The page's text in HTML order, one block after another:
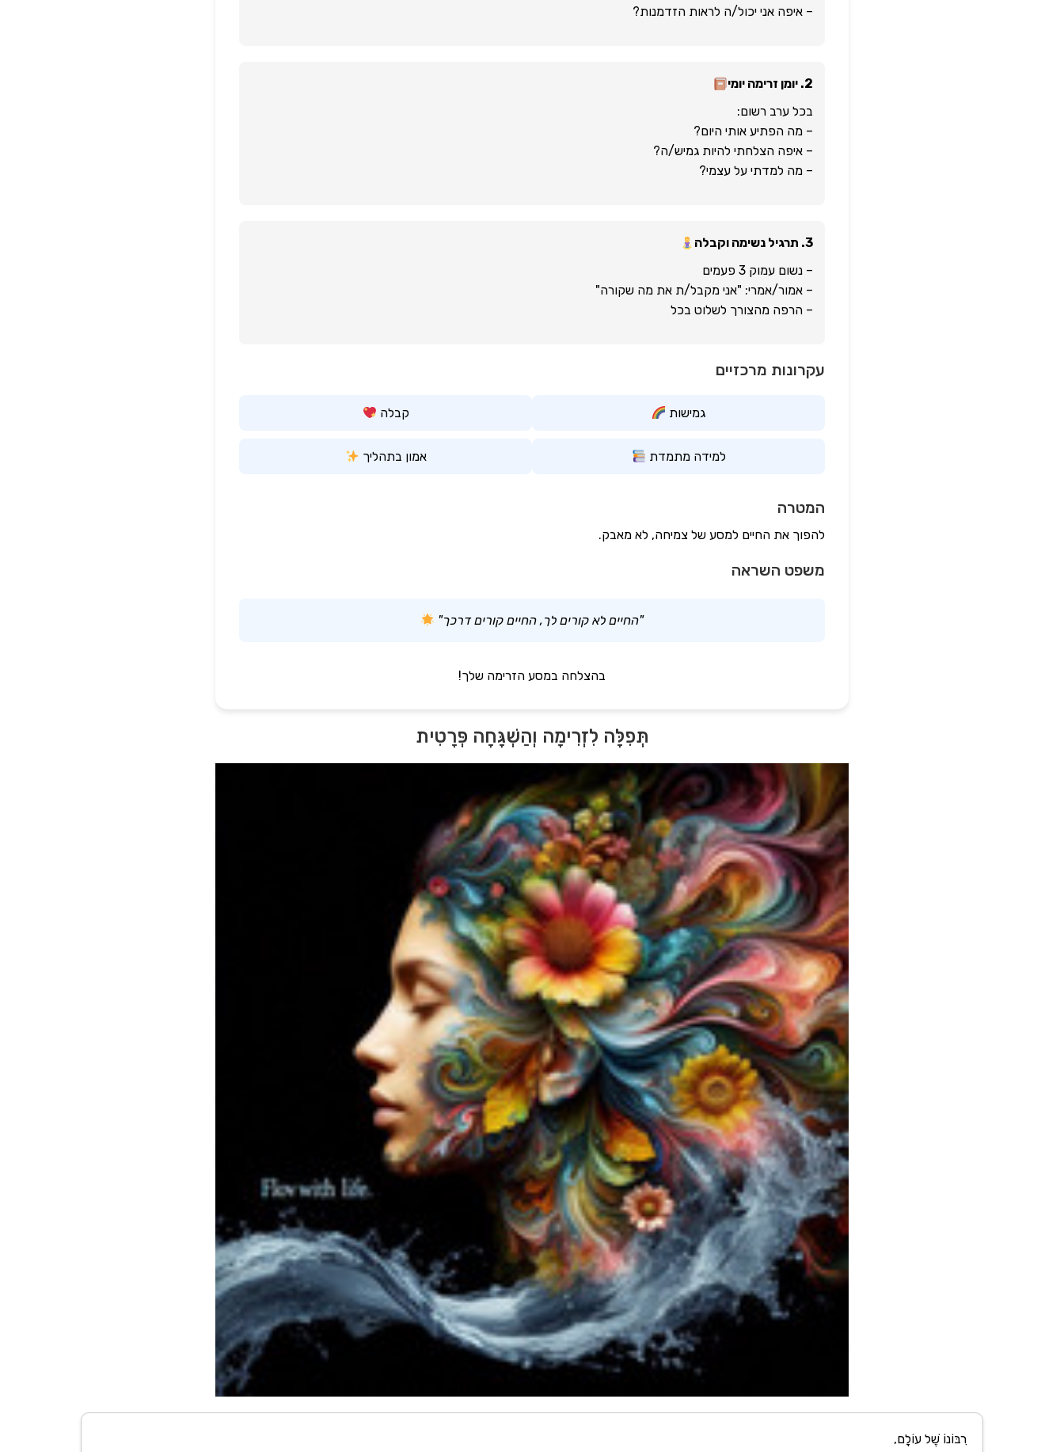
– איפה אני יכול/ה לראות הזדמנות?
2. יומן זרימה יומי
בכל ערב רשום:
– מה הפתיע אותי היום?
– איפה הצלחתי להיות גמיש/ה?
– מה למדתי על עצמי?
3. תרגיל נשימה וקבלה
– נשום עמוק 3 פעמים
– אמור/אמרי: "אני מקבל/ת את מה שקורה"
– הרפה מהצורך לשלוט בכל
עקרונות מרכזיים
גמישות קבלה
למידה מתמדת אמון בתהליך
המטרה
להפוך את החיים למסע של צמיחה, לא מאבק.
משפט השראה
"החיים לא קורים לך, החיים קורים דרכך"
בהצלחה במסע הזרימה שלך!
תְּפִלָּה לִזְרִימָה וְהַשְׁגָּחָה פְּרָטִית
רִבּוֹנוֹ שֶׁל עוֹלָם,